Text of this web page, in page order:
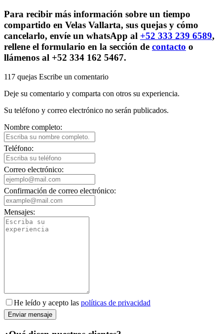
Para recibir más información sobre un tiempo
compartido en Velas Vallarta, sus quejas y cómo
cancelarlo, envíe un whatsApp al +52 333 239 6589,
rellene el formulario en la sección de contacto o
llámenos al +52 334 162 5467.
117 quejas Escribe un comentario
Deje su comentario y comparta con otros su experiencia.
Su teléfono y correo electrónico no serán publicados.
Nombre completo:
Teléfono:
Correo electrónico:
Confirmación de correo electrónico:
Mensajes:
He leído y acepto las políticas de privacidad
Enviar mensaje